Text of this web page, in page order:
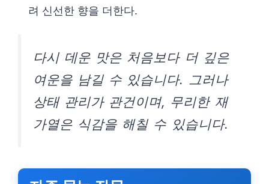
려 신선한 향을 더한다.
다시 데운 맛은 처음보다 더 깊은
여운을 남길 수 있습니다. 그러나
상태 관리가 관건이며, 무리한 재
가열은 식감을 해칠 수 있습니다.